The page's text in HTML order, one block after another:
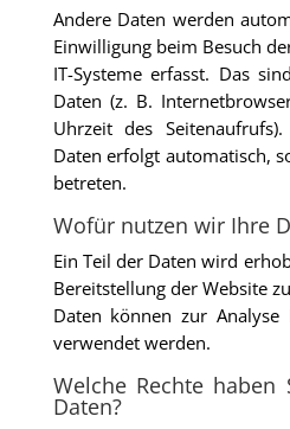
Andere Daten werden
Einwilligung beim Besuch
IT-Systeme erfasst. Das
Daten (z. B.
Uhrzeit des
Daten erfolgt automatisch,
betreten.
Wofür nutzen wir Ihre
Ein Teil der Daten wird
Bereitstellung der Website
Daten können zur Analyse
verwendet werden.
Welche Rechte haben
Daten?